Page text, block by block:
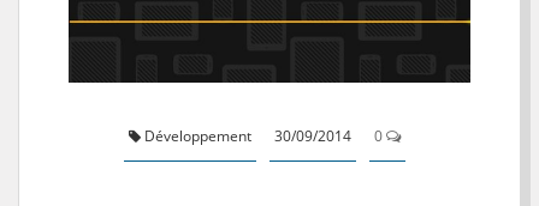
Développement 30/09/2014 0